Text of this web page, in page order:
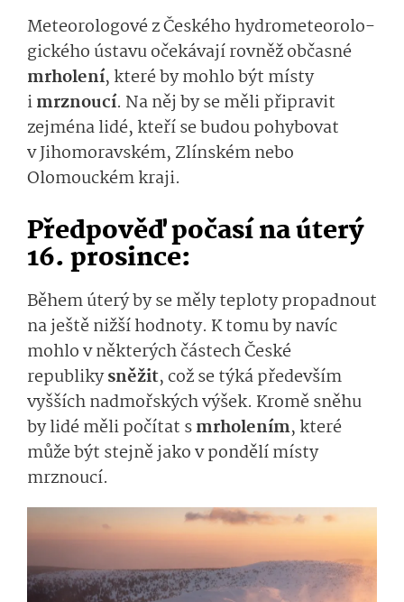
Meteorologové z Českého hydrometeorolo­
gického ústavu očekávají rovněž občasné
mrholení, které by mohlo být místy
imrznoucí. Na něj by se měli připravit
zejména lidé, kteří se budou pohybovat
v Jihomoravském, Zlínském nebo
Olomouckém kraji.
Předpověď počasí na úterý
16. prosince:
Během úterý by se měly teploty propadnout
na ještě nižší hodnoty. K tomu by navíc
mohlo v některých částech České
republikysněžit, což se týká především
vyšších nadmořských výšek. Kromě sněhu
by lidé měli počítat smrholením, které
může být stejně jako v pondělí místy
mrznoucí.